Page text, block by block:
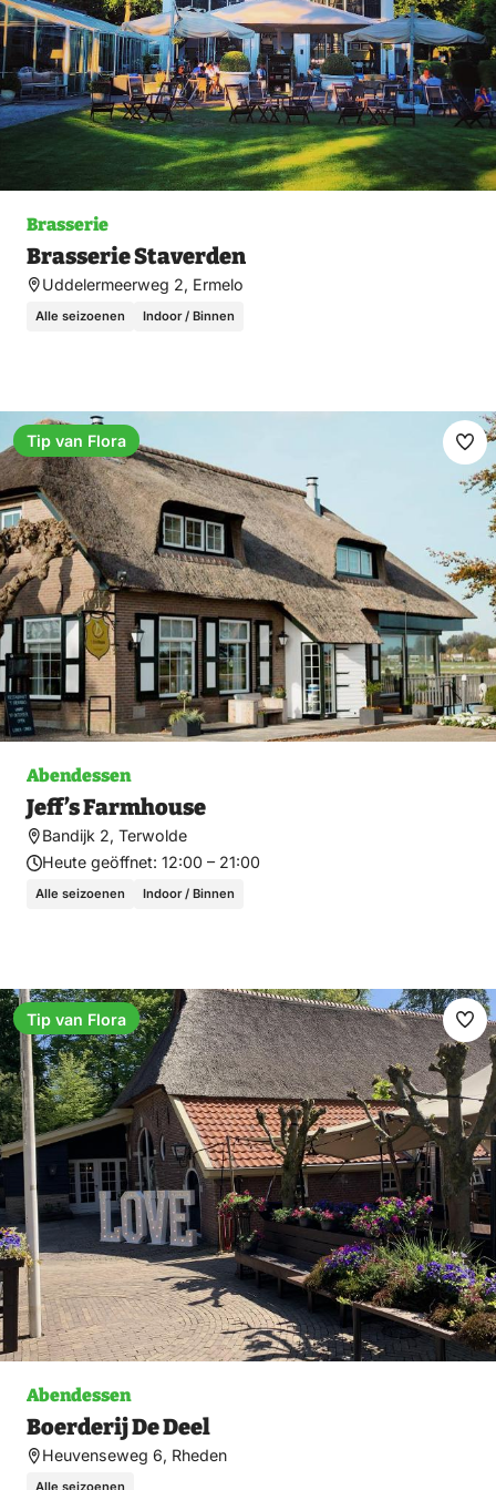
Brasserie
Brasserie Staverden
Uddelermeerweg 2, Ermelo
Alle seizoenen Indoor / Binnen
Abendessen
Jeff’s Farmhouse
Bandijk 2, Terwolde
Heute geöffnet: 12:00 – 21:00
Alle seizoenen Indoor / Binnen
Tip van Flora
Abendessen
Boerderij De Deel
Heuvenseweg 6, Rheden
Tip van Flora